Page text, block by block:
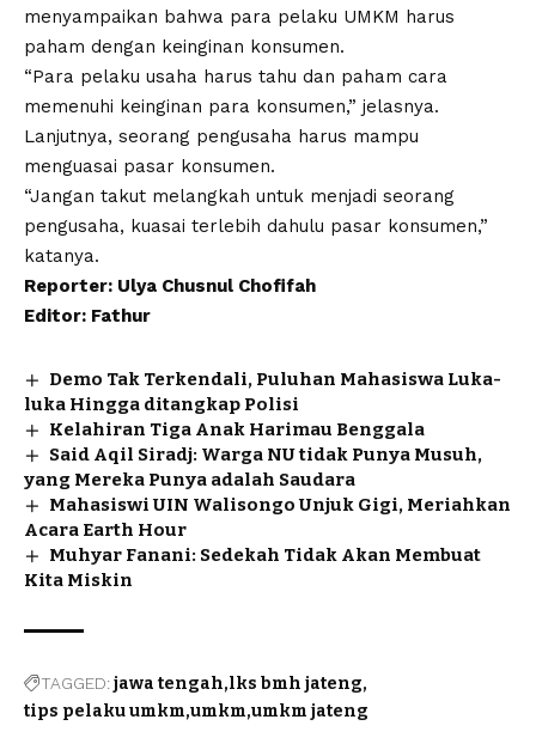
menyampaikan bahwa para pelaku UMKM harus
paham dengan keinginan konsumen.
“Para pelaku usaha harus tahu dan paham cara
memenuhi keinginan para konsumen,” jelasnya.
Lanjutnya, seorang pengusaha harus mampu
menguasai pasar konsumen.
“Jangan takut melangkah untuk menjadi seorang
pengusaha, kuasai terlebih dahulu pasar konsumen,”
katanya.
Reporter: Ulya Chusnul Chofifah
Editor: Fathur
Demo Tak Terkendali, Puluhan Mahasiswa Luka-
luka Hingga ditangkap Polisi
Kelahiran Tiga Anak Harimau Benggala
Said Aqil Siradj: Warga NU tidak Punya Musuh,
yang Mereka Punya adalah Saudara
Mahasiswi UIN Walisongo Unjuk Gigi, Meriahkan
Acara Earth Hour
Muhyar Fanani: Sedekah Tidak Akan Membuat
Kita Miskin
TAGGED:jawa tengah lks bmh jateng
tips pelaku umkm umkm umkm jateng